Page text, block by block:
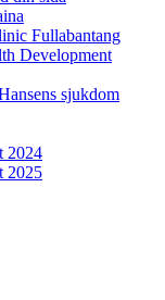
Fullabantang
Development
sjukdom
2024
2025